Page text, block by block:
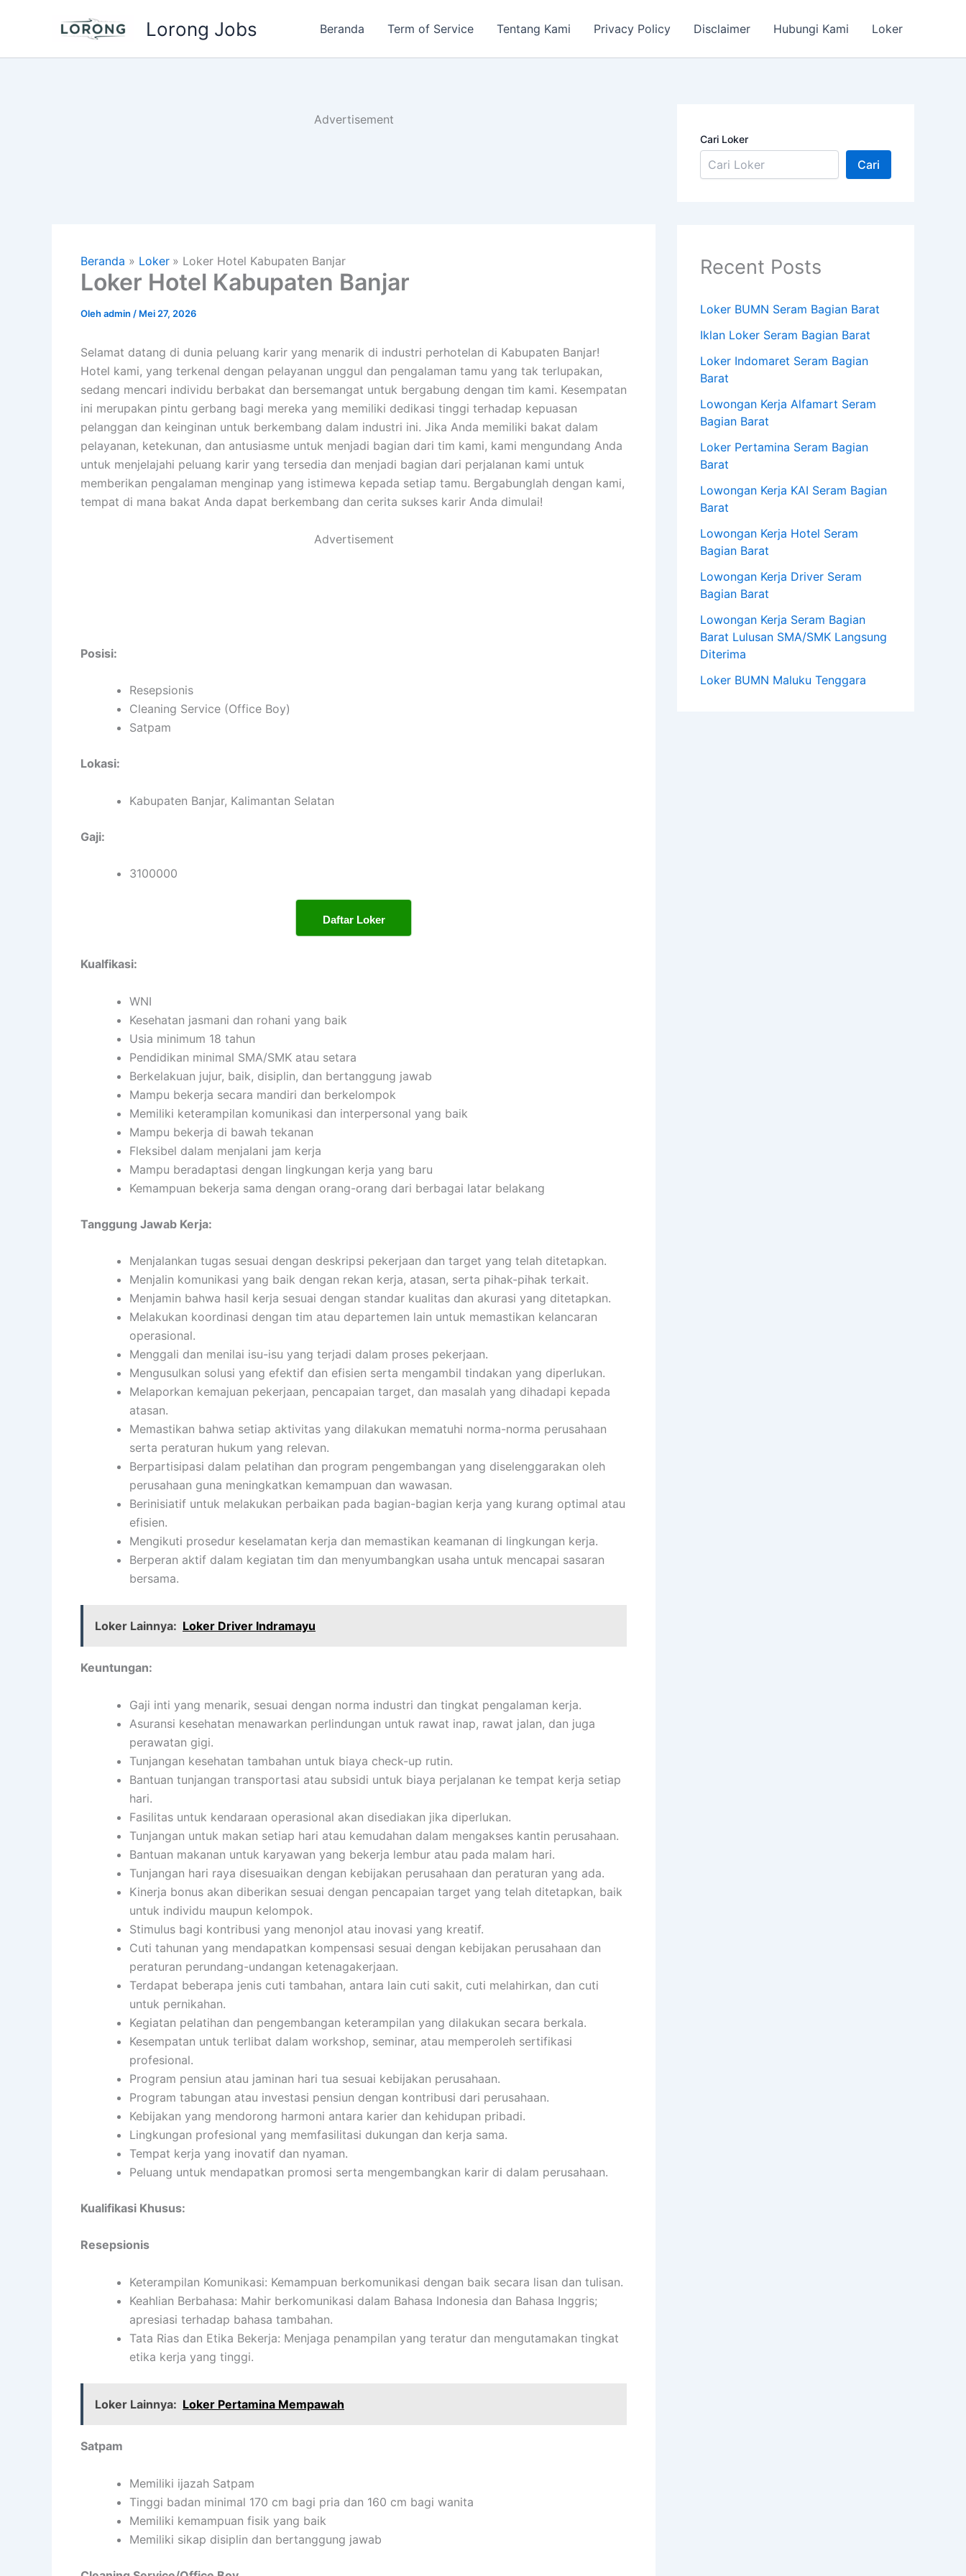
Lorong Jobs Beranda Term of Service Tentang Kami Privacy Policy Disclaimer Hubungi Kami Loker
Advertisement
Beranda Loker Loker Hotel Kabupaten Banjar
Loker Hotel Kabupaten Banjar
Olehadmin / Mei 27, 2026
Selamat datang di dunia peluang karir yang menarik di industri perhotelan di Kabupaten Banjar!
Hotel kami, yang terkenal dengan pelayanan unggul dan pengalaman tamu yang tak terlupakan,
sedang mencari individu berbakat dan bersemangat untuk bergabung dengan tim kami. Kesempatan
ini merupakan pintu gerbang bagi mereka yang memiliki dedikasi tinggi terhadap kepuasan
pelanggan dan keinginan untuk berkembang dalam industri ini. Jika Anda memiliki bakat dalam
pelayanan, ketekunan, dan antusiasme untuk menjadi bagian dari tim kami, kami mengundang Anda
untuk menjelajahi peluang karir yang tersedia dan menjadi bagian dari perjalanan kami untuk
memberikan pengalaman menginap yang istimewa kepada setiap tamu. Bergabunglah dengan kami,
tempat di mana bakat Anda dapat berkembang dan cerita sukses karir Anda dimulai!
Advertisement
Posisi:
Resepsionis
Cleaning Service (Office Boy)
Satpam
Lokasi:
Kabupaten Banjar, Kalimantan Selatan
Gaji:
3100000
Daftar Loker
Kualfikasi:
WNI
Kesehatan jasmani dan rohani yang baik
Usia minimum 18 tahun
Pendidikan minimal SMA/SMK atau setara
Berkelakuan jujur, baik, disiplin, dan bertanggung jawab
Mampu bekerja secara mandiri dan berkelompok
Memiliki keterampilan komunikasi dan interpersonal yang baik
Mampu bekerja di bawah tekanan
Fleksibel dalam menjalani jam kerja
Mampu beradaptasi dengan lingkungan kerja yang baru
Kemampuan bekerja sama dengan orang-orang dari berbagai latar belakang
Tanggung Jawab Kerja:
Menjalankan tugas sesuai dengan deskripsi pekerjaan dan target yang telah ditetapkan.
Menjalin komunikasi yang baik dengan rekan kerja, atasan, serta pihak-pihak terkait.
Menjamin bahwa hasil kerja sesuai dengan standar kualitas dan akurasi yang ditetapkan.
Melakukan koordinasi dengan tim atau departemen lain untuk memastikan kelancaran
operasional.
Menggali dan menilai isu-isu yang terjadi dalam proses pekerjaan.
Mengusulkan solusi yang efektif dan efisien serta mengambil tindakan yang diperlukan.
Melaporkan kemajuan pekerjaan, pencapaian target, dan masalah yang dihadapi kepada
atasan.
Memastikan bahwa setiap aktivitas yang dilakukan mematuhi norma-norma perusahaan
serta peraturan hukum yang relevan.
Berpartisipasi dalam pelatihan dan program pengembangan yang diselenggarakan oleh
perusahaan guna meningkatkan kemampuan dan wawasan.
Berinisiatif untuk melakukan perbaikan pada bagian-bagian kerja yang kurang optimal atau
efisien.
Mengikuti prosedur keselamatan kerja dan memastikan keamanan di lingkungan kerja.
Berperan aktif dalam kegiatan tim dan menyumbangkan usaha untuk mencapai sasaran
bersama.
Loker Lainnya: Loker Driver Indramayu
Keuntungan:
Gaji inti yang menarik, sesuai dengan norma industri dan tingkat pengalaman kerja.
Asuransi kesehatan menawarkan perlindungan untuk rawat inap, rawat jalan, dan juga
perawatan gigi.
Tunjangan kesehatan tambahan untuk biaya check-up rutin.
Bantuan tunjangan transportasi atau subsidi untuk biaya perjalanan ke tempat kerja setiap
hari.
Fasilitas untuk kendaraan operasional akan disediakan jika diperlukan.
Tunjangan untuk makan setiap hari atau kemudahan dalam mengakses kantin perusahaan.
Bantuan makanan untuk karyawan yang bekerja lembur atau pada malam hari.
Tunjangan hari raya disesuaikan dengan kebijakan perusahaan dan peraturan yang ada.
Kinerja bonus akan diberikan sesuai dengan pencapaian target yang telah ditetapkan, baik
untuk individu maupun kelompok.
Stimulus bagi kontribusi yang menonjol atau inovasi yang kreatif.
Cuti tahunan yang mendapatkan kompensasi sesuai dengan kebijakan perusahaan dan
peraturan perundang-undangan ketenagakerjaan.
Terdapat beberapa jenis cuti tambahan, antara lain cuti sakit, cuti melahirkan, dan cuti
untuk pernikahan.
Kegiatan pelatihan dan pengembangan keterampilan yang dilakukan secara berkala.
Kesempatan untuk terlibat dalam workshop, seminar, atau memperoleh sertifikasi
profesional.
Program pensiun atau jaminan hari tua sesuai kebijakan perusahaan.
Program tabungan atau investasi pensiun dengan kontribusi dari perusahaan.
Kebijakan yang mendorong harmoni antara karier dan kehidupan pribadi.
Lingkungan profesional yang memfasilitasi dukungan dan kerja sama.
Tempat kerja yang inovatif dan nyaman.
Peluang untuk mendapatkan promosi serta mengembangkan karir di dalam perusahaan.
Kualifikasi Khusus:
Resepsionis
Keterampilan Komunikasi: Kemampuan berkomunikasi dengan baik secara lisan dan tulisan.
Keahlian Berbahasa: Mahir berkomunikasi dalam Bahasa Indonesia dan Bahasa Inggris;
apresiasi terhadap bahasa tambahan.
Tata Rias dan Etika Bekerja: Menjaga penampilan yang teratur dan mengutamakan tingkat
etika kerja yang tinggi.
Loker Lainnya: Loker Pertamina Mempawah
Satpam
Memiliki ijazah Satpam
Tinggi badan minimal 170 cm bagi pria dan 160 cm bagi wanita
Memiliki kemampuan fisik yang baik
Memiliki sikap disiplin dan bertanggung jawab
Cari Loker
Cari
Recent Posts
Loker BUMN Seram Bagian Barat
Iklan Loker Seram Bagian Barat
Loker Indomaret Seram Bagian
Barat
Lowongan Kerja Alfamart Seram
Bagian Barat
Loker Pertamina Seram Bagian
Barat
Lowongan Kerja KAI Seram Bagian
Barat
Lowongan Kerja Hotel Seram
Bagian Barat
Lowongan Kerja Driver Seram
Bagian Barat
Lowongan Kerja Seram Bagian
Barat Lulusan SMA/SMK Langsung
Diterima
Loker BUMN Maluku Tenggara